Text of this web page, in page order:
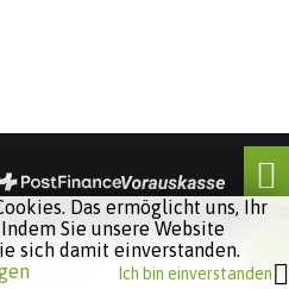
Das ermöglicht uns, Ihr
Sie unsere Website
sich damit einverstanden.
Ich bin einverstanden